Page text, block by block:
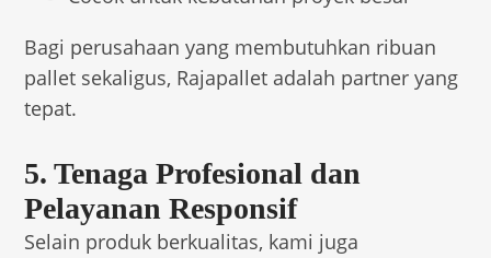
Bagi perusahaan yang membutuhkan ribuan
pallet sekaligus, Rajapallet adalah partner yang
tepat.
5. Tenaga Profesional dan
Pelayanan Responsif
Selain produk berkualitas, kami juga